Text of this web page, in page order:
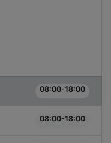
08:00-18:00
08:00-18:00